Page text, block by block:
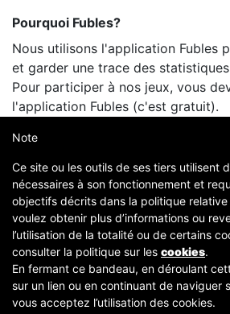
Pourquoi Fubles?
Nous utilisons l'application Fubles
et garder une trace des
Pour participer à nos jeux, vous
l'application Fubles (c'est gratuit).
vous jouez avec vos amis.
Copyright © 2007-2026 Fubles Srl, Via Disciplini 18, 20123 Milano
sociale €63.675,52 i.v. - Camera di
Note
Ce site ou les outils de ses tiers utilisent
nécessaires à son fonctionnement et
objectifs décrits dans la politique
voulez obtenir plus d’informations ou
l’utilisation de la totalité ou de certains
consulter la politique sur les cookies.
En fermant ce bandeau, en déroulant
sur un lien ou en continuant de naviguer
vous acceptez l’utilisation des cookies.